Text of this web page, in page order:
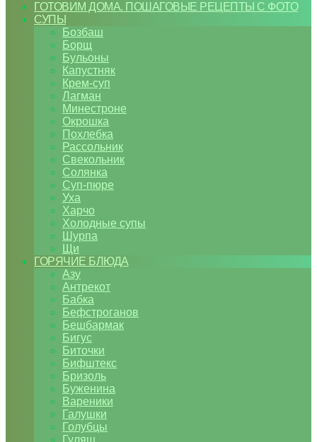
ГОТОВИМ ДОМА. ПОШАГОВЫЕ РЕЦЕПТЫ С ФОТО
СУПЫ
Бозбаш
Борщ
Бульоны
Капустняк
Крем-суп
Лагман
Минестроне
Окрошка
Похлебка
Рассольник
Свекольник
Солянка
Суп-пюре
Уха
Харчо
Холодные супы
Шурпа
Щи
ГОРЯЧИЕ БЛЮДА
Азу
Антрекот
Бабка
Бефстроганов
Бешбармак
Бигус
Биточки
Бифштекс
Бризоль
Буженина
Вареники
Галушки
Голубцы
Гуляш